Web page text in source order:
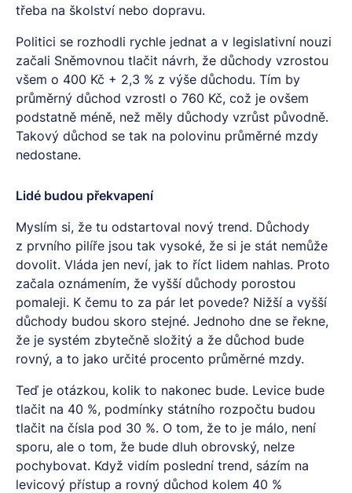
třeba na školství nebo dopravu.
Politici se rozhodli rychle jednat a v legislativní nouzi
začali Sněmovnou tlačit návrh, že důchody vzrostou
všem o 400 Kč + 2,3 % z výše důchodu. Tím by
průměrný důchod vzrostl o 760 Kč, což je ovšem
podstatně méně, než měly důchody vzrůst původně.
Takový důchod se tak na polovinu průměrné mzdy
nedostane.
Lidé budou překvapení
Myslím si, že tu odstartoval nový trend. Důchody
z prvního pilíře jsou tak vysoké, že si je stát nemůže
dovolit. Vláda jen neví, jak to říct lidem nahlas. Proto
začala oznámením, že vyšší důchody porostou
pomaleji. K čemu to za pár let povede? Nižší a vyšší
důchody budou skoro stejné. Jednoho dne se řekne,
že je systém zbytečně složitý a že důchod bude
rovný, a to jako určité procento průměrné mzdy.
Teď je otázkou, kolik to nakonec bude. Levice bude
tlačit na 40 %, podmínky státního rozpočtu budou
tlačit na čísla pod 30 %. O tom, že to je málo, není
sporu, ale o tom, že bude dluh obrovský, nelze
pochybovat. Když vidím poslední trend, sázím na
levicový přístup a rovný důchod kolem 40 %